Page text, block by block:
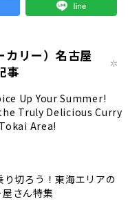
カリー）名古屋
事
Up Your Summer!
Truly Delicious Curry
Area!
り切ろう！東海エリアの
さん特集